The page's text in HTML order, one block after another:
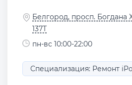
Белгород, просп. Богдана
137Т
пн-вс 10:00-22:00
Специализация: Ремонт